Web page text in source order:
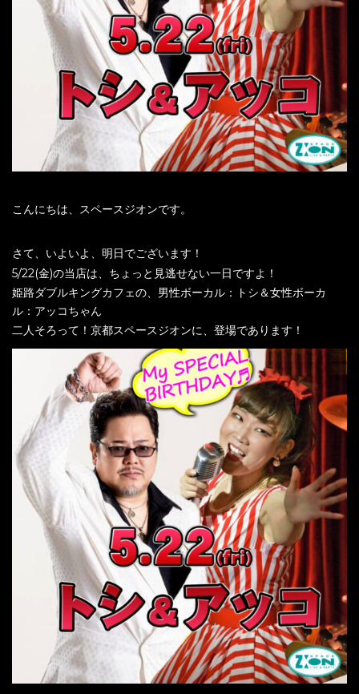
こんにちは、スペースジオンです。
さて、いよいよ、明日でございます！
5/22(金)の当店は、ちょっと見逃せない一日ですよ！
姫路ダブルキングカフェの、男性ボーカル：トシ＆女性ボーカ
ル：アッコちゃん
二人そろって！京都スペースジオンに、登場であります！